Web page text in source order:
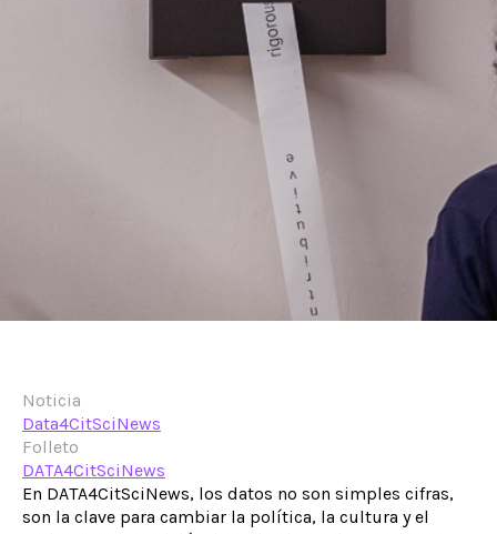
Noticia
Data4CitSciNews
Folleto
DATA4CitSciNews
En DATA4CitSciNews, los datos no son simples cifras,
son la clave para cambiar la política, la cultura y el